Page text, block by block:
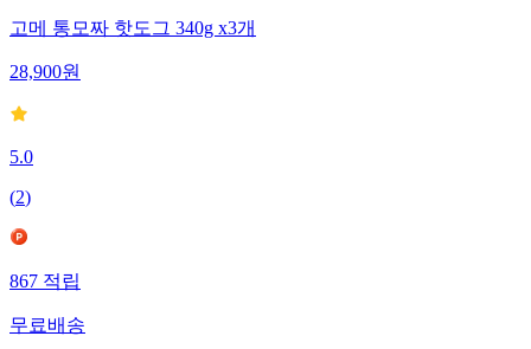
고메 통모짜 핫도그 340g x3개
28,900원
5.0
(2)
867 적립
무료배송